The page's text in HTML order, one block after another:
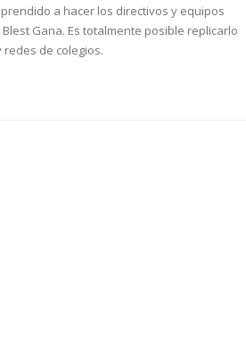
a hacer los directivos y equipos
Gana. Es totalmente posible replicarlo
redes de colegios.